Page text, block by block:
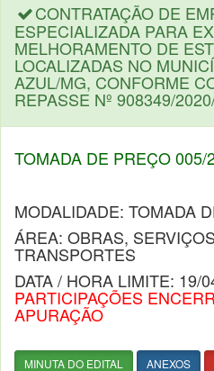
CONTRATAÇÃO DE
ESPECIALIZADA PARA
MELHORAMENTO DE
LOCALIZADAS NO
AZUL/MG, CONFORME
REPASSE Nº 908349/
TOMADA DE PREÇO 005/
MODALIDADE: TOMADA
ÁREA: OBRAS,
TRANSPORTES
DATA / HORA LIMITE: 19/
PARTICIPAÇÕES
APURAÇÃO
MINUTA DO EDITAL ANEXOS